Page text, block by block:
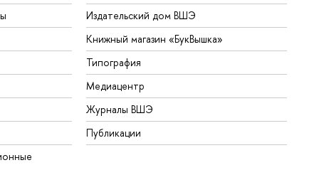
Издательский дом ВШЭ
Книжный магазин «БукВышка»
Типография
Медиацентр
Журналы ВШЭ
Публикации